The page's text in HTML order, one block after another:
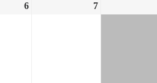
6 7